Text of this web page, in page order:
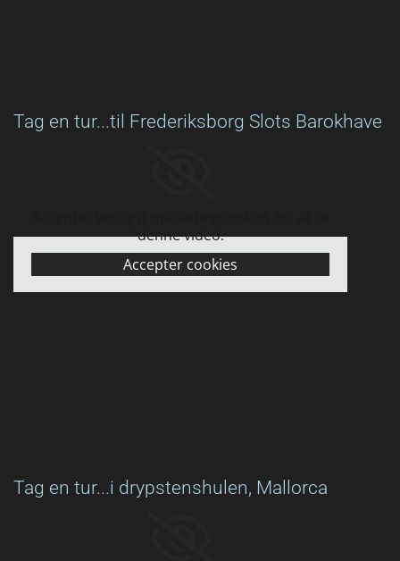
Tag en tur...til Frederiksborg Slots Barokhave
denne video.
Accepter cookies
Tag en tur...i drypstenshulen, Mallorca